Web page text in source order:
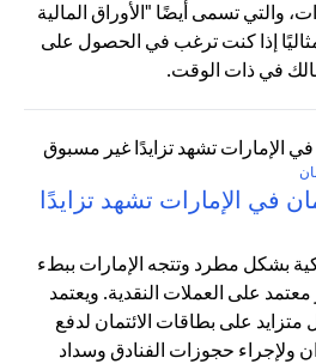
والتي تسمى أيضًا "الأوراق المالية
إذا كنت ترغب في الحصول على
في ذات الوقت.
في الإمارات تشهد تزايدًا
بشكل مطرد وتتجه الإمارات ببطء
على العملات النقدية. ويعتمد
على بطاقات الائتمان لدفع
ولإجراء حجوزات الفنادق وسداد